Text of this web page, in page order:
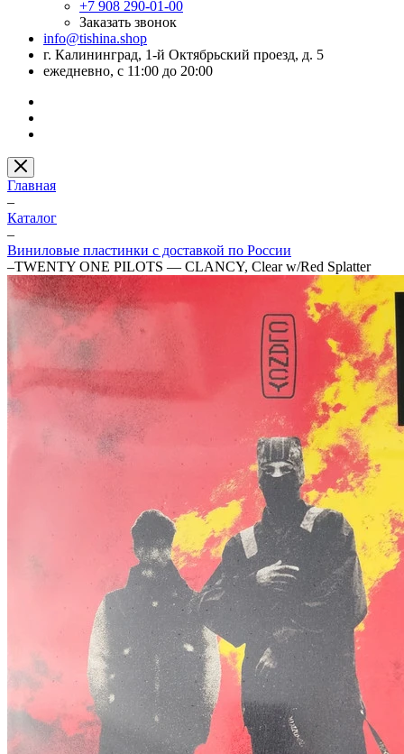
+7 908 290-01-00
Заказать звонок
info@tishina.shop
г. Калининград, 1-й Октябрьский проезд, д. 5
ежедневно, с 11:00 до 20:00
Главная
–
Каталог
–
Виниловые пластинки с доставкой по России
–TWENTY ONE PILOTS — CLANCY, Clear w/Red Splatter